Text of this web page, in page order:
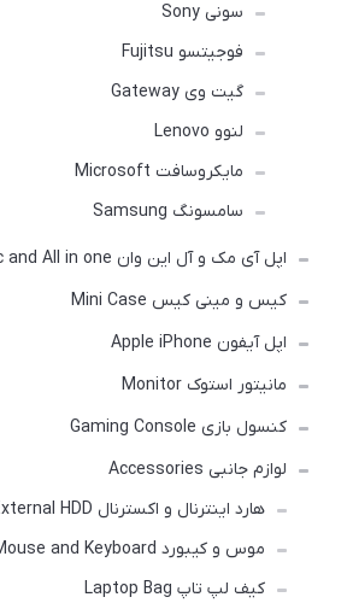
سونی Sony
فوجیتسو Fujitsu
گیت وی Gateway
لنوو Lenovo
مایکروسافت Microsoft
سامسونگ Samsung
اپل آی مک و آل این وان Apple iMac and All in one
کیس و مینی کیس Mini Case
اپل آیفون Apple iPhone
مانیتور استوک Monitor
کنسول بازی Gaming Console
لوازم جانبی Accessories
هارد اینترنال و اکسترنال Internal and External HDD
موس و کیبورد Mouse and Keyboard
کیف لپ تاپ Laptop Bag